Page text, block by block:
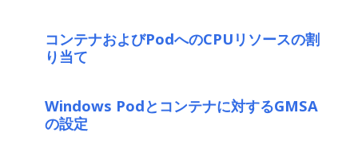
コンテナおよびPodへのCPUリソースの割
り当て
Windows Podとコンテナに対するGMSA
の設定